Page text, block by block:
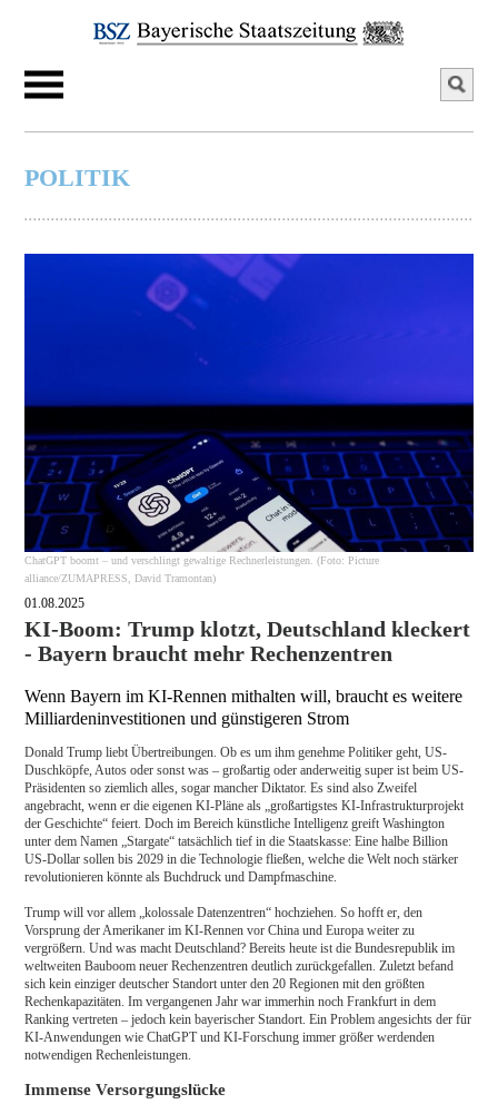
POLITIK
ChatGPT boomt – und verschlingt gewaltige Rechnerleistungen. (Foto: Picture
alliance/ZUMAPRESS, David Tramontan)
01.08.2025
KI-Boom: Trump klotzt, Deutschland kleckert
- Bayern braucht mehr Rechenzentren
Wenn Bayern im KI-Rennen mithalten will, braucht es weitere
Milliardeninvestitionen und günstigeren Strom
Donald Trump liebt Übertreibungen. Ob es um ihm genehme Politiker geht, US-
Duschköpfe, Autos oder sonst was – großartig oder anderweitig super ist beim US-
Präsidenten so ziemlich alles, sogar mancher Diktator. Es sind also Zweifel
angebracht, wenn er die eigenen KI-Pläne als „großartigstes KI-Infrastrukturprojekt
der Geschichte“ feiert. Doch im Bereich künstliche Intelligenz greift Washington
unter dem Namen „Stargate“ tatsächlich tief in die Staatskasse: Eine halbe Billion
US-Dollar sollen bis 2029 in die Technologie fließen, welche die Welt noch stärker
revolutionieren könnte als Buchdruck und Dampfmaschine.
Trump will vor allem „kolossale Datenzentren“ hochziehen. So hofft er, den
Vorsprung der Amerikaner im KI-Rennen vor China und Europa weiter zu
vergrößern. Und was macht Deutschland? Bereits heute ist die Bundesrepublik im
weltweiten Bauboom neuer Rechenzentren deutlich zurückgefallen. Zuletzt befand
sich kein einziger deutscher Standort unter den 20 Regionen mit den größten
Rechenkapazitäten. Im vergangenen Jahr war immerhin noch Frankfurt in dem
Ranking vertreten – jedoch kein bayerischer Standort. Ein Problem angesichts der für
KI-Anwendungen wie ChatGPT und KI-Forschung immer größer werdenden
notwendigen Rechenleistungen.
Immense Versorgungslücke